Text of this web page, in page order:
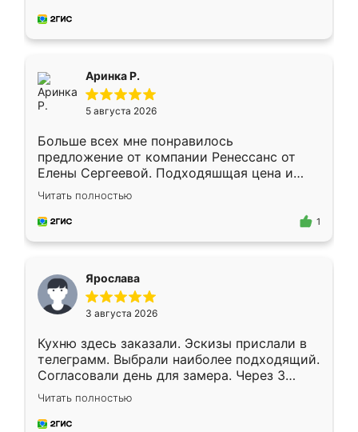
за день, ребята работали аккуратно, даже
Аринка Р.
5 августа 2026
Больше всех мне понравилось
предложение от компании Ренессанс от
Елены Сергеевой. Подходяшщая цена и
короткие сроки изготовления. Приехавший
для замера сотрудник Владислав
предложил по моему эскизу самый
Читать полностью
1
Ярослава
3 августа 2026
Кухню здесь заказали. Эскизы прислали в
телеграмм. Выбрали наиболее подходящий.
Согласовали день для замера. Через 3
недели кухня была уже готова. Остались
довольны работой. Спасибо Ренессанс
мебель за качественную работу!
Читать полностью